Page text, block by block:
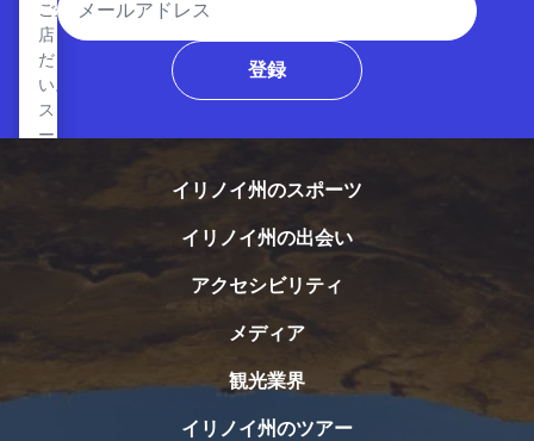
ー、
ウォ
ッ
カ、
ラム
は、
で販
売さ
は、
スピ
ード
と手
頃な
えに
ご来
店く
ださ
い。
スコ
ール
ト・
ロッ
登録
イリノイ州のスポーツ
イリノイ州の出会い
アクセシビリティ
メディア
観光業界
イリノイ州のツアー